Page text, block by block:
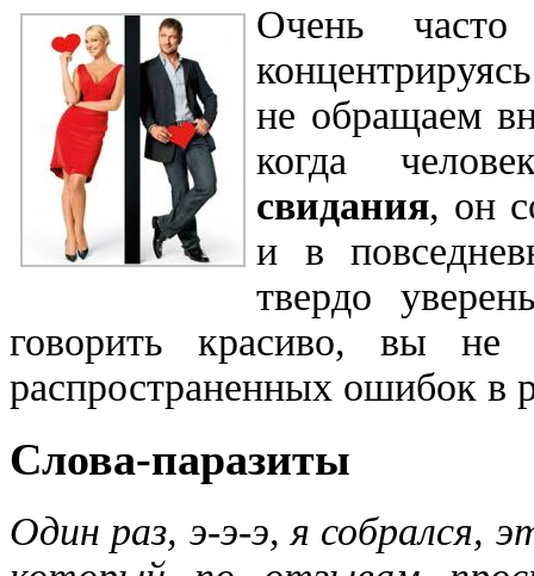
Очень часто
не обращаем
когда
свидания, он
и в
твердо
говорить красиво, вы не
распространенных ошибок в
Слова-паразиты
Один раз, э-э-э, я собрался,